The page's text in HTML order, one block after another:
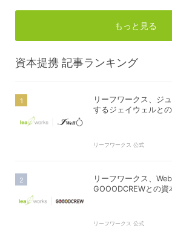
もっと見る
資本提携 記事ランキング
リーフワークス、ジ
するジェイウェルと
リーフワークス 公式
リーフワークス、
GOOODCREWとの
リーフワークス 公式